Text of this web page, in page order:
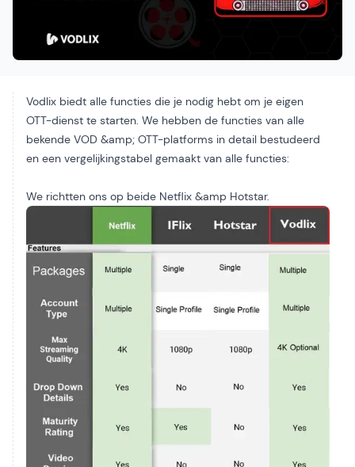
Vodlix biedt alle functies die je nodig hebt om je eigen
OTT-dienst te starten. We hebben de functies van alle
bekende VOD &amp; OTT-platforms in detail bestudeerd
en een vergelijkingstabel gemaakt van alle functies:
We richtten ons op beide Netflix &amp Hotstar.